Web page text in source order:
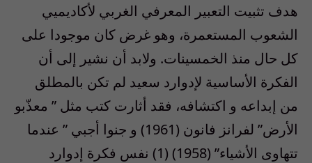
هدف تثبيت التعبير المعرفي الغربي لأكاديميي
الشعوب المستعمرة، وهو غرض كان موجودا على
كل حال منذ الخمسينات. ولابد أن نشير إلى أن
الفكرة الأساسية لإدوارد سعيد لم تكن بالمطلق
من إبداعه و اكتشافه، فقد أثارت كتب مثل ” معذّبو
الأرض” لفرانز فانون (1961) و جنوا أجبي ” عندما
تتهاوى الأشياء” (1958) (1) نفس فكرة إدوارد